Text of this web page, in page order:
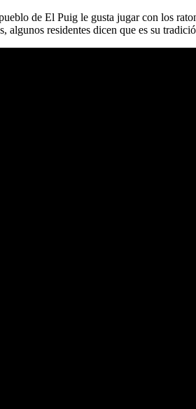
de El Puig le gusta jugar con los
algunos residentes dicen que es su